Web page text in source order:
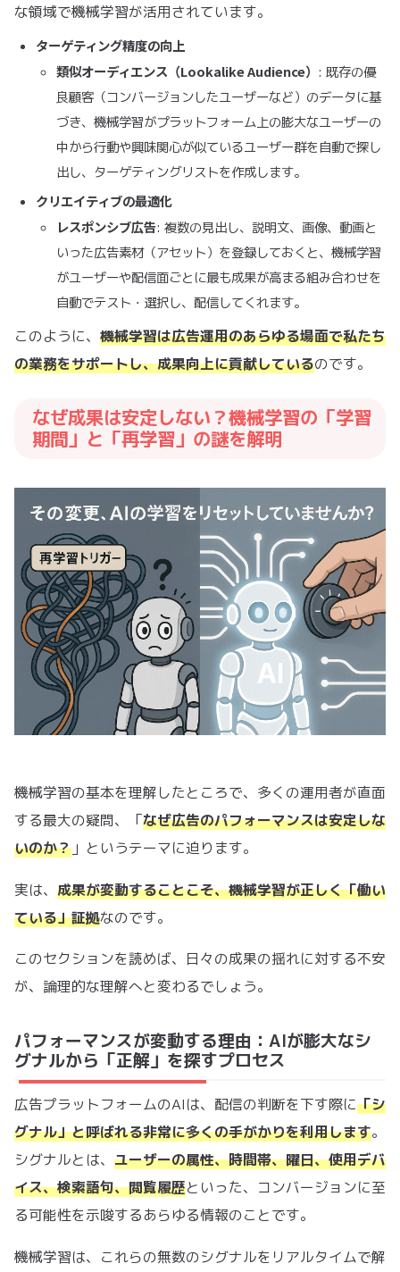
な領域で機械学習が活用されています。
ターゲティング精度の向上
類似オーディエンス（Lookalike Audience） : 既存の優
良顧客（コンバージョンしたユーザーなど）のデータに基
づき、機械学習がプラットフォーム上の膨大なユーザーの
中から行動や興味関心が似ているユーザー群を自動で探し
出し、ターゲティングリストを作成します。
クリエイティブの最適化
レスポンシブ広告: 複数の見出し、説明文、画像、動画と
いった広告素材（アセット）を登録しておくと、機械学習
がユーザーや配信面ごとに最も成果が高まる組み合わせを
自動でテスト・選択し、配信してくれます。
このように、 機械学習は広告運用のあらゆる場面で私たち
の業務をサポートし、成果向上に貢献しているのです。
なぜ成果は安定しない？機械学習の「学習
期間」と「再学習」の謎を解明
機械学習の基本を理解したところで、多くの運用者が直面
する最大の疑問、「なぜ広告のパフォーマンスは安定しな
いのか？ 」というテーマに迫ります。
実は、 成果が変動することこそ、機械学習が正しく「働い
ている」証拠なのです。
このセクションを読めば、日々の成果の揺れに対する不安
が、論理的な理解へと変わるでしょう。
パフォーマンスが変動する理由：AIが膨大なシ
グナルから「正解」を探すプロセス
広告プラットフォームのAIは、配信の判断を下す際に「シ
グナル」と呼ばれる非常に多くの手がかりを利用します。
シグナルとは、 ユーザーの属性、時間帯、曜日、使用デバ
イス、検索語句、閲覧履歴といった、コンバージョンに至
る可能性を示唆するあらゆる情報のことです。
機械学習は、これらの無数のシグナルをリアルタイムで解